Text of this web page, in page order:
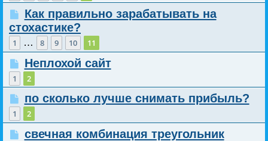
Как правильно зарабатывать на
стохастике?
1 … 8 9 10 11
Неплохой сайт
1 2
по сколько лучше снимать прибыль?
1 2
свечная комбинация треугольник